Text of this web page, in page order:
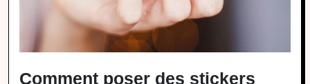
Comment poser des stickers